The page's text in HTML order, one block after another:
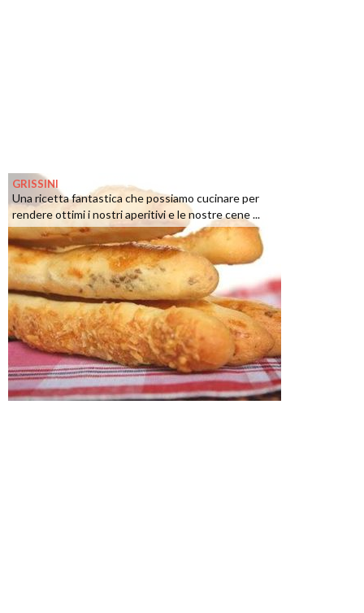
GRISSINI
Una ricetta fantastica che possiamo cucinare per
rendere ottimi i nostri aperitivi e le nostre cene ...